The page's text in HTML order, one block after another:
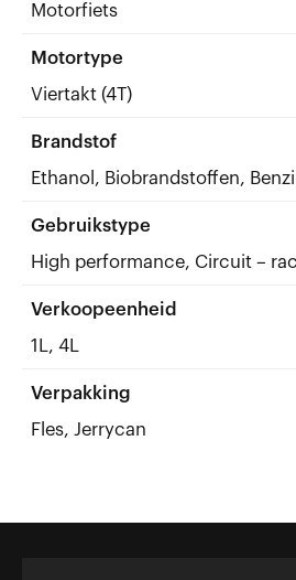
Motorfiets
Motortype
Viertakt (4T)
Brandstof
Ethanol, Biobrandstoffen,
Gebruikstype
High performance, Circuit –
Verkoopeenheid
1L, 4L
Verpakking
Fles, Jerrycan